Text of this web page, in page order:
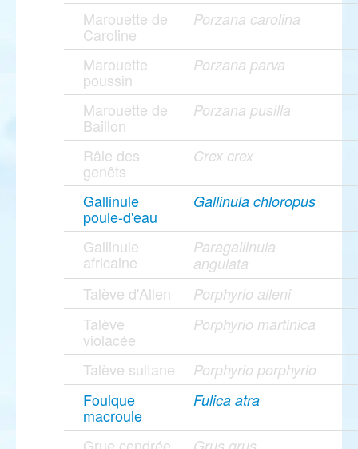
Marouette de
Caroline
Porzana carolina
Marouette
poussin
Porzana parva
Marouette de
Baillon
Porzana pusilla
Râle des
genêts
Crex crex
Gallinule
poule-d'eau
Gallinula chloropus
Gallinule
africaine
Paragallinula
angulata
Talève d'Allen Porphyrio alleni
Talève
violacée
Porphyrio martinica
Talève sultane Porphyrio porphyrio
Foulque
macroule
Fulica atra